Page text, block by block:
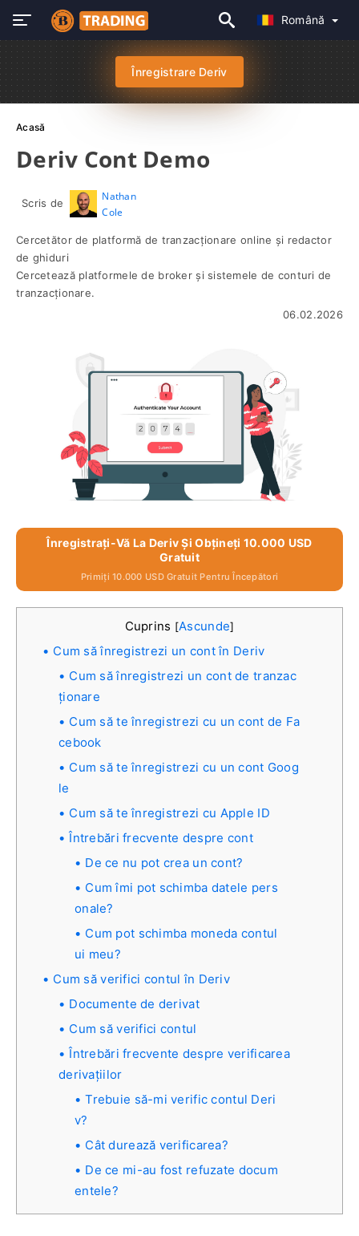
Română
Înregistrare Deriv
Acasă
Deriv Cont Demo
Scris de
Nathan
Cole
Cercetător de platformă de tranzacționare online și redactor
de ghiduri
Cercetează platformele de broker și sistemele de conturi de
tranzacționare.
06.02.2026
Înregistrați-Vă La Deriv Și Obțineți 10.000 USD
Gratuit
Primiți 10.000 USD Gratuit Pentru Începători
Cuprins [Ascunde]
Cum să înregistrezi un cont în Deriv
Cum să înregistrezi un cont de tranzac
ționare
Cum să te înregistrezi cu un cont de Fa
cebook
Cum să te înregistrezi cu un cont Goog
le
Cum să te înregistrezi cu Apple ID
Întrebări frecvente despre cont
De ce nu pot crea un cont?
Cum îmi pot schimba datele pers
onale?
Cum pot schimba moneda contul
ui meu?
Cum să verifici contul în Deriv
Documente de derivat
Cum să verifici contul
Întrebări frecvente despre verificarea
derivațiilor
Trebuie să-mi verific contul Deri
v?
Cât durează verificarea?
De ce mi-au fost refuzate docum
entele?